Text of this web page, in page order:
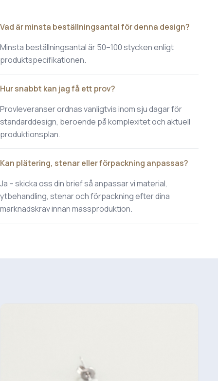
Vad är minsta beställningsantal för denna design?
Minsta beställningsantal är 50–100 stycken enligt
produktspecifikationen.
Hur snabbt kan jag få ett prov?
Provleveranser ordnas vanligtvis inom sju dagar för
standarddesign, beroende på komplexitet och aktuell
produktionsplan.
Kan plätering, stenar eller förpackning anpassas?
Ja – skicka oss din brief så anpassar vi material,
ytbehandling, stenar och förpackning efter dina
marknadskrav innan massproduktion.